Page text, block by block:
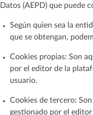
Datos (AEPD) que puede
Según quien sea la
que se obtengan,
Cookies propias: Son
por el editor de la
usuario.
Cookies de tercero:
gestionado por el